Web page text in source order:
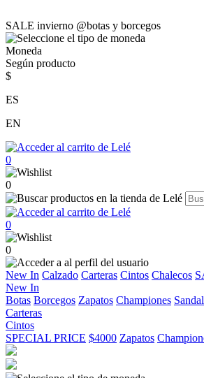
SALE invierno @botas y borcegos
Moneda
Según producto
$
ES
EN
0
0
0
0
New In Calzado Carteras Cintos Chalecos
New In
Botas Borcegos Zapatos Championes
Carteras
Cintos
SPECIAL PRICE $4000 Zapatos